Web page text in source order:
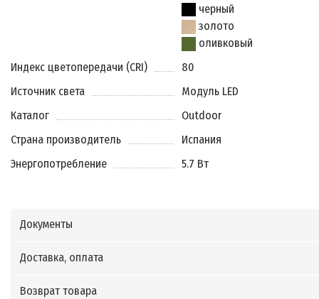
черный
золото
оливковый
Индекс цветопередачи (CRI)
80
Источник света
Модуль LED
Каталог
Outdoor
Страна производитель
Испания
Энергопотребление
5.7 Вт
Документы
Доставка, оплата
Возврат товара